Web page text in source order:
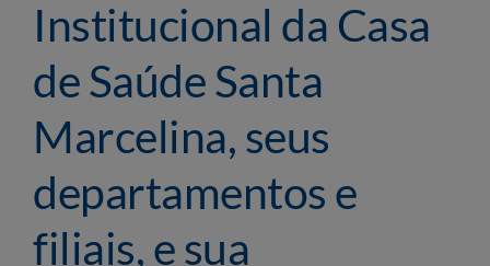
Institucional da Casa
de Saúde Santa
Marcelina, seus
departamentos e
filiais, e sua